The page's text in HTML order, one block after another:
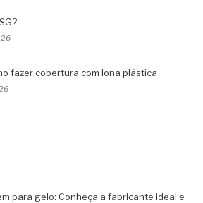
fazer cobertura com lona plástica
para gelo: Conheça a fabricante ideal e